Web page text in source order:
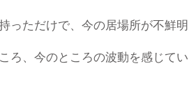
っただけで、今の居場所が不鮮明
ろ、今のところの波動を感じてい